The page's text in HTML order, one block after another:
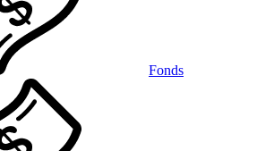
Fonds